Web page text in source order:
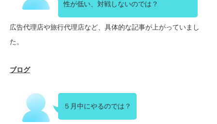
性が低い、対戦しないのでは？
広告代理店や旅行代理店など、具体的な記事が上がっていまし
た。
ブログ
５月中にやるのでは？